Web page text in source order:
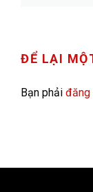
ĐỂ LẠI
Bạn phải đăng